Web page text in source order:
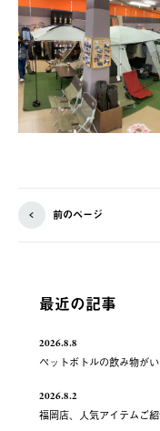
前のページ
最近の記事
2026.8.8
ペットボトルの飲み物が
2026.8.2
福岡店、人気アイテムご